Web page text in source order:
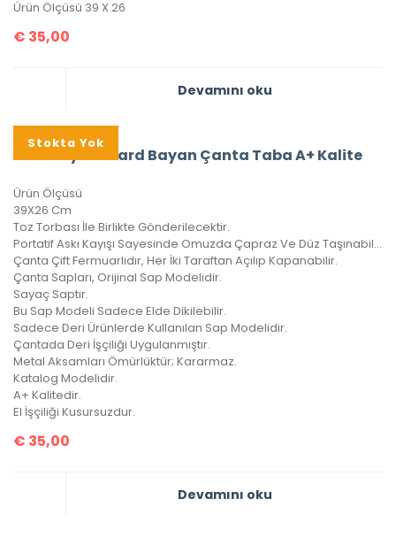
Ürün Ölçüsü 39 X 26
€ 35,00
Devamını oku
Stokta Yok
Burberry Orchard Bayan Çanta Taba A+ Kalite
Ürün Ölçüsü
39X26 Cm
Toz Torbası İle Birlikte Gönderilecektir.
Portatif Askı Kayışı Sayesinde Omuzda Çapraz Ve Düz Taşınabilir.
Çanta Çift Fermuarlıdır, Her İki Taraftan Açılıp Kapanabilir.
Çanta Sapları, Orijinal Sap Modelidir.
Sayaç Saptır.
Bu Sap Modeli Sadece Elde Dikilebilir.
Sadece Deri Ürünlerde Kullanılan Sap Modelidir.
Çantada Deri İşçiliği Uygulanmıştır.
Metal Aksamları Ömürlüktür; Kararmaz.
Katalog Modelidir.
A+ Kalitedir.
El İşçiliği Kusursuzdur.
€ 35,00
Devamını oku